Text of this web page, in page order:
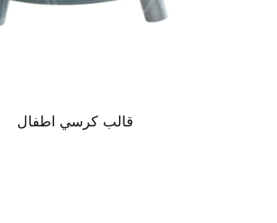
قالب كرسي اطفال